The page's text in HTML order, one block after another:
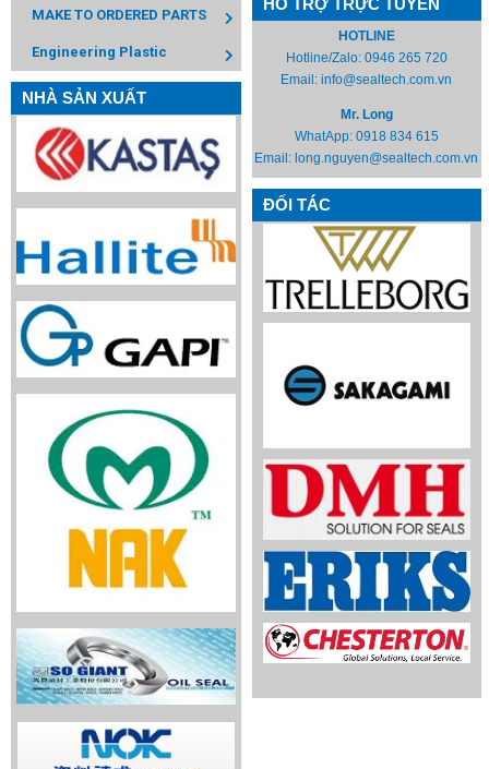
MAKE TO ORDERED PARTS
Engineering Plastic
NHÀ SẢN XUẤT
HOTLINE
Hotline/Zalo: 0946 265 720
Email:info@sealtech.com.vn
Mr. Long
WhatApp: 0918 834 615
Email:long.nguyen@sealtech.com.vn
ĐỐI TÁC